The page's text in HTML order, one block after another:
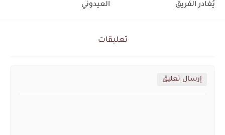
يُغادر الفريق
العيدوني
تعليقات
إرسال تعليق